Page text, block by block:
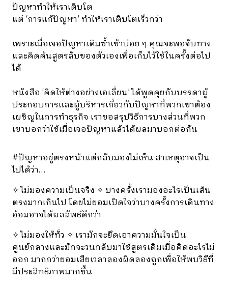
ปัญหาทำให้เราเติบโต
แต่ ‘การแก้ปัญหา’ ทำให้เราเติบโตเร็วกว่า
เพราะเมื่อเจอปัญหาเดิมซ้ำเข้าบ่อย ๆ คุณจะพอจับทาง
และคิดค้นสูตรลับของตัวเองเพื่อเก็บไว้ใช้ในครั้งต่อไป
ได้
หนังสือ ‘คิดให้ต่างอย่างเอเลี่ยน’ ได้พูดคุยกับบรรดาผู้
ประกอบการและผู้บริหารเกี่ยวกับปัญหาที่พวกเขาต้อง
เผชิญในการทำธุรกิจ เราขอสรุปวิธีการบางส่วนที่พวก
เขาบอกว่าใช้เมื่อเจอปัญหาแล้วได้ผลมาบอกต่อกัน
#ปัญหาอยู่ตรงหน้าแต่กลับมองไม่เห็น สาเหตุอาจเป็น
ไปได้ว่า…
✧ ไม่มองความเป็นจริง ✧ บางครั้งเรามองอะไรเป็นเส้น
ตรงมากเกินไป โดยไม่ยอมเปิดใจว่าบางครั้งการเดินทาง
อ้อมอาจได้ผลลัพธ์ดีกว่า
✧ ไม่มองให้ทั่ว ✧ เรามักจะยึดเอาความมั่นใจเป็น
ศูนย์กลางและมักจะวนกลับมาใช้สูตรเดิมเมื่อคิดอะไรไม่
ออก มากกว่ายอมเสียเวลาลองผิดลองถูกเพื่อให้พบวิธีที่
มีประสิทธิภาพมากขึ้น